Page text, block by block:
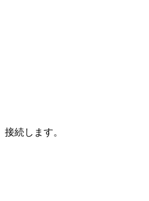
接続します。